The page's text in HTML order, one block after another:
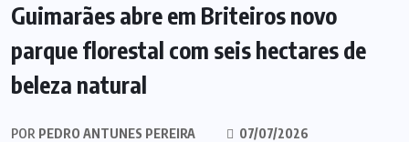
Guimarães abre em Briteiros novo
parque florestal com seis hectares de
beleza natural
POR PEDRO ANTUNES PEREIRA
07/07/2026